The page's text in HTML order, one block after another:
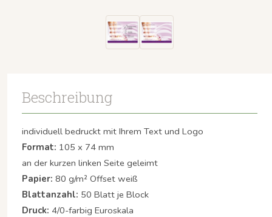
Beschreibung
individuell bedruckt mit Ihrem Text und Logo
Format: 105 x 74 mm
an der kurzen linken Seite geleimt
Papier: 80 g/m² Offset weiß
Blattanzahl: 50 Blatt je Block
Druck: 4/0-farbig Euroskala